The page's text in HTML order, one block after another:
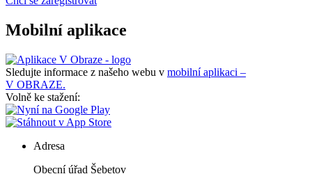
Mobilní aplikace
Sledujte informace z našeho webu v mobilní aplikaci –
V OBRAZE.
Volně ke stažení:
Adresa
Obecní úřad Šebetov